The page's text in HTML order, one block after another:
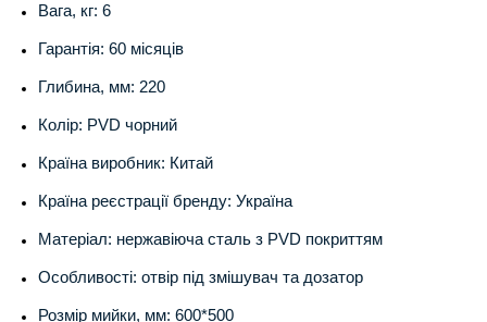
Вага, кг: 6
Гарантія: 60 місяців
Глибина, мм: 220
Колір: PVD чорний
Країна виробник: Китай
Країна реєстрації бренду: Україна
Матеріал: нержавіюча сталь з PVD покриттям
Особливості: отвір під змішувач та дозатор
Розмір мийки, мм: 600*500